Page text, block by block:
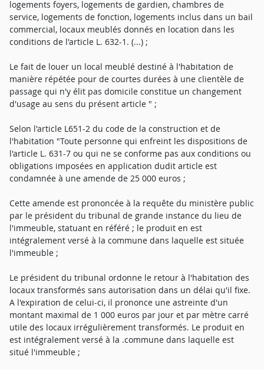
logements foyers, logements de gardien, chambres de
service, logements de fonction, logements inclus dans un bail
commercial, locaux meublés donnés en location dans les
conditions de l'article L. 632-1. (...) ;
Le fait de louer un local meublé destiné à l'habitation de
manière répétée pour de courtes durées à une clientèle de
passage qui n'y élit pas domicile constitue un changement
d'usage au sens du présent article " ;
Selon l'article L651-2 du code de la construction et de
l'habitation "Toute personne qui enfreint les dispositions de
l'article L. 631-7 ou qui ne se conforme pas aux conditions ou
obligations imposées en application dudit article est
condamnée à une amende de 25 000 euros ;
Cette amende est prononcée à la requête du ministère public
par le président du tribunal de grande instance du lieu de
l'immeuble, statuant en référé ; le produit en est
intégralement versé à la commune dans laquelle est située
l'immeuble ;
Le président du tribunal ordonne le retour à l'habitation des
locaux transformés sans autorisation dans un délai qu'il fixe.
A l'expiration de celui-ci, il prononce une astreinte d'un
montant maximal de 1 000 euros par jour et par mètre carré
utile des locaux irrégulièrement transformés. Le produit en
est intégralement versé à la .commune dans laquelle est
situé l'immeuble ;